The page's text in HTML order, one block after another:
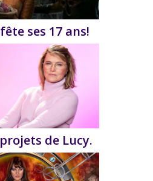
ses 17 ans!
de Lucy.